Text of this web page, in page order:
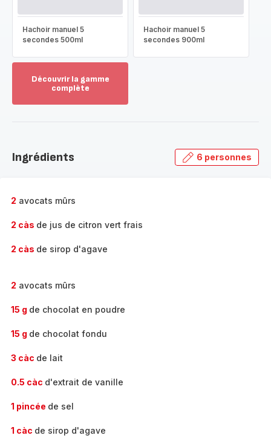
Hachoir manuel 5
secondes 500ml
Hachoir manuel 5
secondes 900ml
Découvrir la gamme
complète
gamme
Ingrédients 6 personnes
2 avocats mûrs
2 càs de jus de citron vert frais
2 càs de sirop d'agave
2 avocats mûrs
15 g de chocolat en poudre
15 g de chocolat fondu
3 càc de lait
0.5 càc d'extrait de vanille
1 pincée de sel
1 càc de sirop d'agave